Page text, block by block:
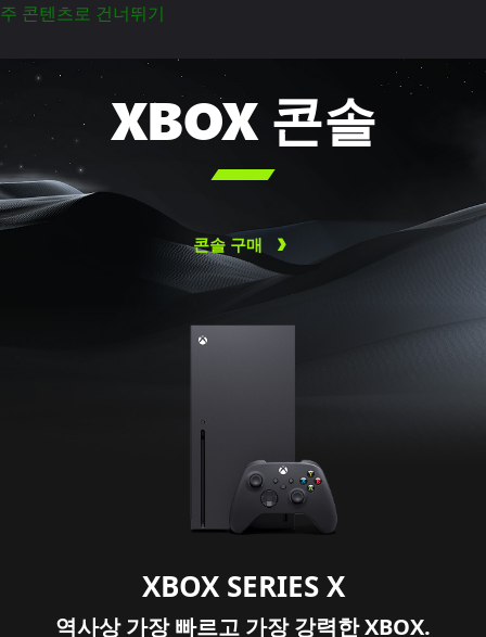
주 콘텐츠로 건너뛰기
XBOX 콘솔

콘솔 구매
XBOX SERIES X
역사상 가장 빠르고 가장 강력한 XBOX.